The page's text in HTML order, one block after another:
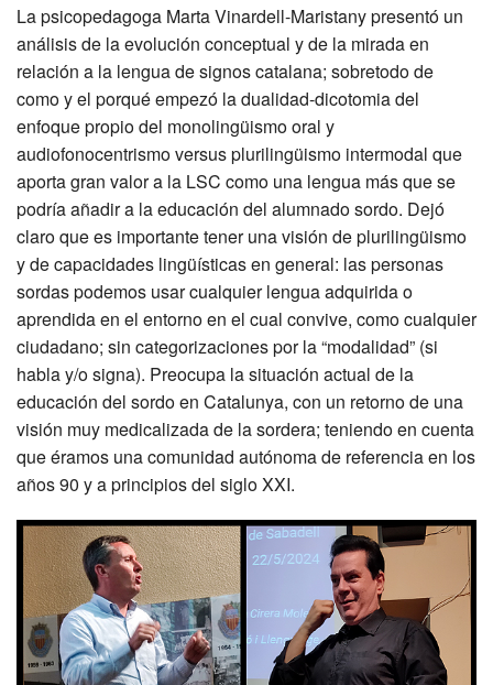
La psicopedagoga Marta Vinardell-Maristany presentó un
análisis de la evolución conceptual y de la mirada en
relación a la lengua de signos catalana; sobretodo de
como y el porqué empezó la dualidad-dicotomia del
enfoque propio del monolingüismo oral y
audiofonocentrismo versus plurilingüismo intermodal que
aporta gran valor a la LSC como una lengua más que se
podría añadir a la educación del alumnado sordo. Dejó
claro que es importante tener una visión de plurilingüismo
y de capacidades lingüísticas en general: las personas
sordas podemos usar cualquier lengua adquirida o
aprendida en el entorno en el cual convive, como cualquier
ciudadano; sin categorizaciones por la “modalidad” (si
habla y/o signa). Preocupa la situación actual de la
educación del sordo en Catalunya, con un retorno de una
visión muy medicalizada de la sordera; teniendo en cuenta
que éramos una comunidad autónoma de referencia en los
años 90 y a principios del siglo XXI.